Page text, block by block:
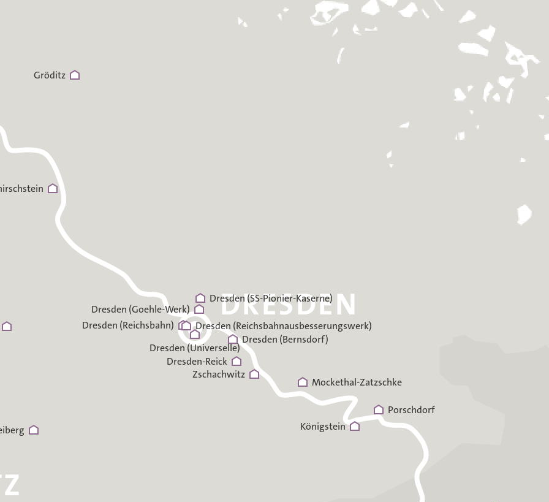
Zschachwitz
Porschdorf
Mockethal-Zatzschke
Königstein
Gröditz
Dresden-Reick
Dresden (Universelle)
Dresden (SS-Pionier-Kaserne)
Dresden (Reichsbahnausbesserungswerk)
Dresden (Goehle-Werk)
Dresden (Reichsbahn)
Dresden (Bernsdorf)